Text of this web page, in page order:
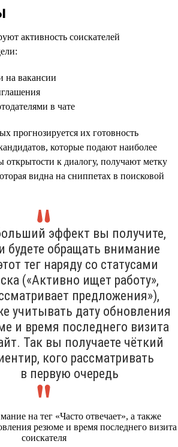
активность соискателей
на вакансии
в чате
прогнозируется их готовность
которые подают наиболее
к диалогу, получают метку
видна на сниппетах в поисковой
эффект вы получите,
будете обращать внимание
тег наряду со статусами
(«Активно ищет работу»,
предложения»),
учитывать дату обновления
и время последнего визита
Так вы получаете чёткий
кого рассматривать
в первую очередь